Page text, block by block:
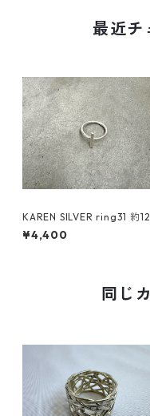
最近チ
KAREN SILVER ring31 約12
カレンシルバー リング
¥4,400
同じ